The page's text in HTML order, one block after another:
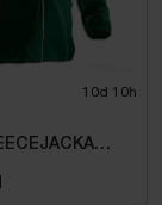
10d 10h
STL M